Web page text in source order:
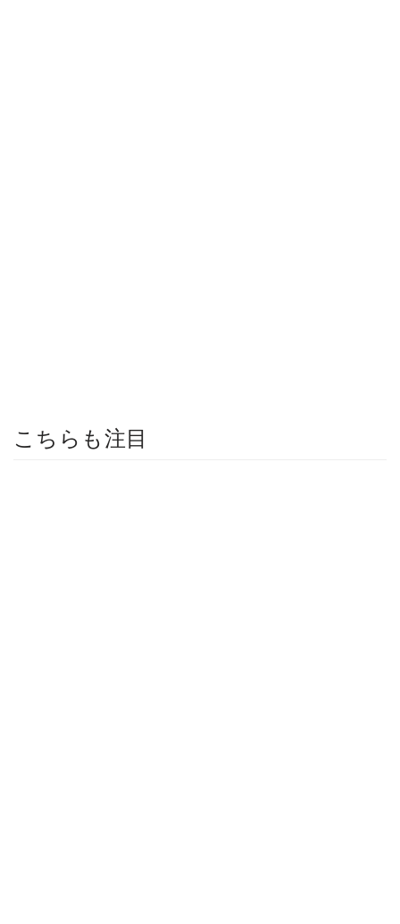
こちらも注目